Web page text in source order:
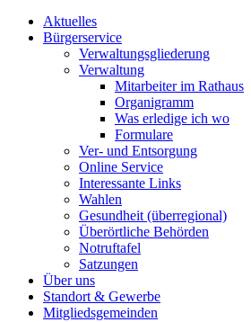
Aktuelles
Bürgerservice
Verwaltungsgliederung
Verwaltung
Mitarbeiter im Rathaus
Organigramm
Was erledige ich wo
Formulare
Ver- und Entsorgung
Online Service
Interessante Links
Wahlen
Gesundheit (überregional)
Überörtliche Behörden
Notruftafel
Satzungen
Über uns
Standort & Gewerbe
Mitgliedsgemeinden